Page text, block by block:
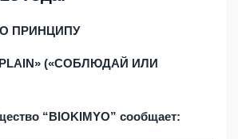
ПРИНЦИПУ
(«СОБЛЮДАЙ ИЛИ
“BIOKIMYO” сообщает: